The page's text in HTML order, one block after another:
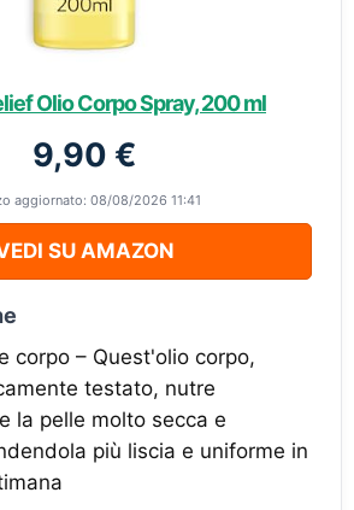
Olio Corpo Spray, 200 ml
9,90 €
aggiornato: 08/08/2026 11:41
SU AMAZON
corpo – Quest'olio corpo,
testato, nutre
la pelle molto secca e
più liscia e uniforme in